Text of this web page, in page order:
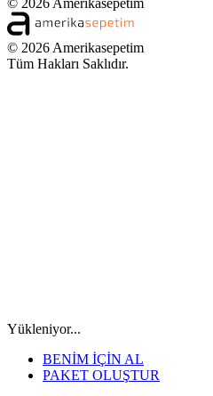
© 2026 Amerikasepetim
Tüm Hakları Saklıdır.
Yükleniyor...
BENİM İÇİN AL
PAKET OLUŞTUR